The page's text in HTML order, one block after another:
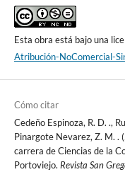
Esta obra está bajo una
Atribución-NoComercial-
Cómo citar
Cedeño Espinoza, R. D. .,
Pinargote Nevarez, Z. M. .
carrera de Ciencias de la
Portoviejo. Revista San